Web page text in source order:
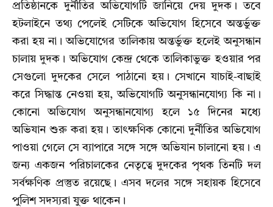
প্রতিষ্ঠানকে দুর্নীতির অভিযোগটি জানিয়ে দেয় দুদক। তবে
হটলাইনে তথ্য পেলেই সেটিকে অভিযোগ হিসেবে অন্তর্ভুক্ত
করা হয় না। অভিযোগের তালিকায় অন্তর্ভুক্ত হলেই অনুসন্ধান
চালায় দুদক। অভিযোগ কেন্দ্র থেকে তালিকাভুক্ত হওয়ার পর
সেগুলো দুদকের সেলে পাঠানো হয়। সেখানে যাচাই-বাছাই
করে সিদ্ধান্ত নেওয়া হয়, অভিযোগটি অনুসন্ধানযোগ্য কি না।
কোনো অভিযোগ অনুসন্ধানযোগ্য হলে ১৫ দিনের মধ্যে
অভিযান শুরু করা হয়। তাৎক্ষণিক কোনো দুর্নীতির অভিযোগ
পাওয়া গেলে সে ব্যাপারে সঙ্গে সঙ্গে অভিযান চালানো হয়। এ
জন্য একজন পরিচালকের নেতৃত্বে দুদকের পৃথক তিনটি দল
সর্বক্ষণিক প্রস্তুত রয়েছে। এসব দলের সঙ্গে সহায়ক হিসেবে
পুলিশ সদস্যরা যুক্ত থাকেন।